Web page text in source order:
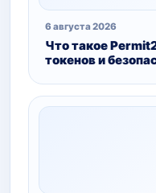
6 августа 2026
Что такое
токенов и